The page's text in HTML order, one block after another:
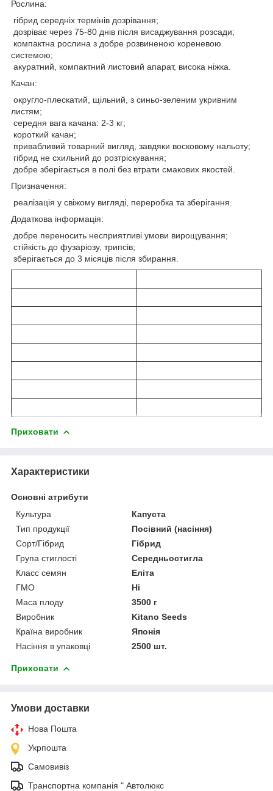
Рослина:
гібрид середніх термінів дозрівання;
дозріває через 75-80 днів після висаджування розсади;
компактна рослина з добре розвиненою кореневою
системою;
акуратний, компактний листовий апарат, висока ніжка.
Качан:
округло-плескатий, щільний, з синьо-зеленим укривним
листям;
середня вага качана: 2-3 кг;
короткий качан;
привабливий товарний вигляд, завдяки восковому нальоту;
гібрид не схильний до розтріскування;
добре зберігається в полі без втрати смакових якостей.
Призначення:
реалізація у свіжому вигляді, переробка та зберігання.
Додаткова інформація:
добре переносить несприятливі умови вирощування;
стійкість до фузаріозу, трипсів;
зберігається до 3 місяців після збирання.
Приховати
Характеристики
Основні атрибути
Культура
Капуста
Тип продукції
Посівний (насіння)
Сорт/Гібрид
Гібрид
Група стиглості
Середньостигла
Класс семян
Еліта
ГМО
Ні
Маса плоду
3500 г
Виробник
Kitano Seeds
Країна виробник
Японія
Насіння в упаковці
2500 шт.
Приховати
Умови доставки
Нова Пошта
Укрпошта
Самовивіз
Транспортна компанія " Автолюкс